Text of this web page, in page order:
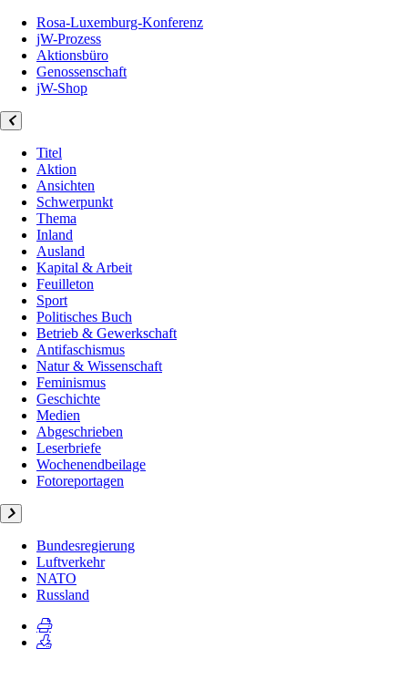
Rosa-Luxemburg-Konferenz
jW-Prozess
Aktionsbüro
Genossenschaft
jW-Shop
Titel
Aktion
Ansichten
Schwerpunkt
Thema
Inland
Ausland
Kapital & Arbeit
Feuilleton
Sport
Politisches Buch
Betrieb & Gewerkschaft
Antifaschismus
Natur & Wissenschaft
Feminismus
Geschichte
Medien
Abgeschrieben
Leserbriefe
Wochenendbeilage
Fotoreportagen
Bundesregierung
Luftverkehr
NATO
Russland